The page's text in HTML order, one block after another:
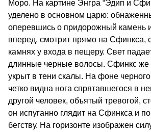
Моро. На картине Энгра “Эдип и
уделено в основном царю:
оперевшись о придорожный камень
вперед, смотрит прямо на Сфинкса,
камнях у входа в пещеру. Свет
длинные черные волосы. Сфинкс же
укрыт в тени скалы. На фоне
четко видна нога спрятавшегося в
другой человек, объятый тревогой,
он испуганно глядит на Сфинкса и
бегству. На горизонте изображен